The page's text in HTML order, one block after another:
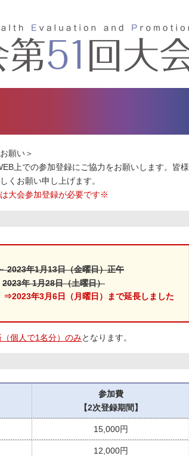
願い＞
上での参加登録にご協力をお願いします。皆様
くお願い申し上げます。
大会参加登録が必要です※
2023年1月13日（金曜日）正午
2023年 1月28日（土曜日）
⇒2023年3月6日（月曜日）まで延長しました
個人で1名分）のみとなります。
参加費
【2次登録期間】
15,000円
12,000円